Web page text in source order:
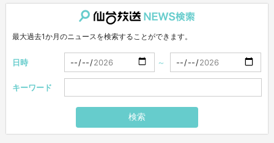
最大過去1か月のニュースを検索することができます。
日時 ～
キーワード
検索